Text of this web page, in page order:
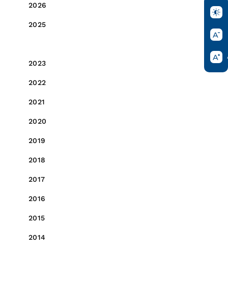
2026
2025
2023
2022
2021
2020
2019
2018
2017
2016
2015
2014